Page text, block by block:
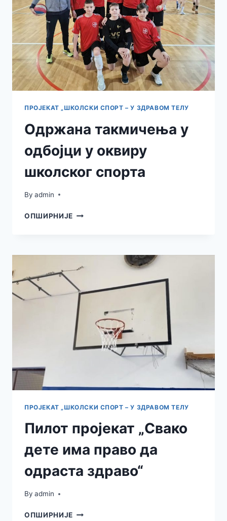
ПОСЛЕ
67
ГОДИНА
ОД
ИЗГРАДЊЕ
ПРОЈЕКАТ „ШКОЛСКИ СПОРТ – У ЗДРАВОМ ТЕЛУ
Одржана такмичења у
одбојци у оквиру
школског спорта
By admin
ОПШИРНИЈЕ ОДРЖАНА
У
ОКВИРУ
СПОРТА
ПРОЈЕКАТ „ШКОЛСКИ СПОРТ – У ЗДРАВОМ ТЕЛУ
Пилот пројекат „Свако
дете има право да
одраста здраво“
By admin
ОПШИРНИЈЕ ПИЛОТ